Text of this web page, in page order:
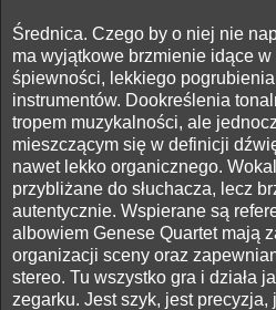
Średnica. Czego by o niej nie
ma wyjątkowe brzmienie idące
śpiewności, lekkiego
instrumentów. Dookreślenia
tropem muzykalności, ale
mieszczącym się w definicji
nawet lekko organicznego.
przybliżane do słuchacza, lecz
autentycznie. Wspierane są
albowiem Genese Quartet mają
organizacji sceny oraz
stereo. Tu wszystko gra i działa
zegarku. Jest szyk, jest